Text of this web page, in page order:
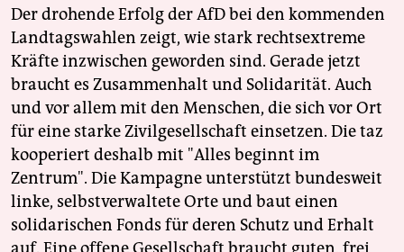
Der drohende Erfolg der AfD bei den kommenden
Landtagswahlen zeigt, wie stark rechtsextreme
Kräfte inzwischen geworden sind. Gerade jetzt
braucht es Zusammenhalt und Solidarität. Auch
und vor allem mit den Menschen, die sich vor Ort
für eine starke Zivilgesellschaft einsetzen. Die taz
kooperiert deshalb mit "Alles beginnt im
Zentrum". Die Kampagne unterstützt bundesweit
linke, selbstverwaltete Orte und baut einen
solidarischen Fonds für deren Schutz und Erhalt